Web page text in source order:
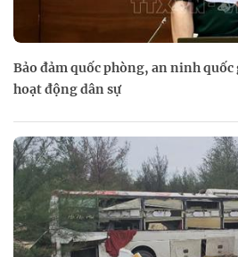
Bảo đảm quốc phòng, an ninh
hoạt động dân sự